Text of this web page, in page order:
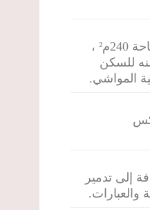
هدم بركس بمساحة 240م² ،
للسكن
المواشي.
إلى تدمير
والعبارات.